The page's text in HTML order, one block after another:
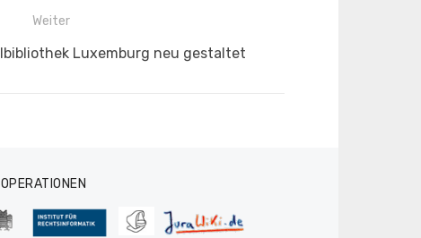
Weiter
Luxemburg neu gestaltet